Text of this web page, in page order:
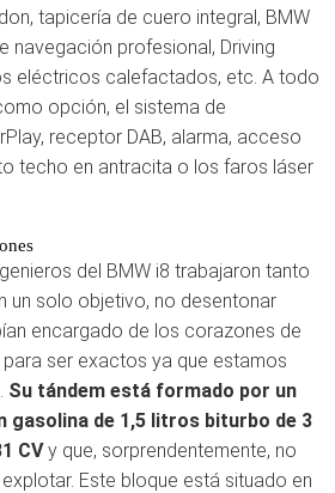
tapicería de cuero integral, BMW
navegación profesional, Driving
eléctricos calefactados, etc. A todo
opción, el sistema de
receptor DAB, alarma, acceso
techo en antracita o los faros láser
del BMW i8 trabajaron tanto
un solo objetivo, no desentonar
encargado de los corazones de
ser exactos ya que estamos
Su tándem está formado por un
gasolina de 1,5 litros biturbo de 3
CVy que, sorprendentemente, no
Este bloque está situado en